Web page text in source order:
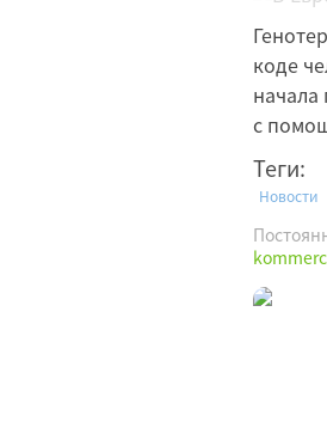
коде
начала
с
Теги:
Новости